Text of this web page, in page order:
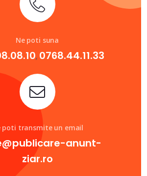
Ne poti suna
, 0768.44.11.33
poti transmite un email
anunt-
ziar.ro